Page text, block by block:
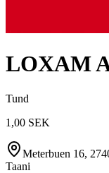
LOXAM
Tund
1,00 SEK
Meterbuen 16,
Taani